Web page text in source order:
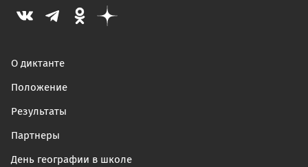
О диктанте
Положение
Результаты
Партнеры
День географии в школе